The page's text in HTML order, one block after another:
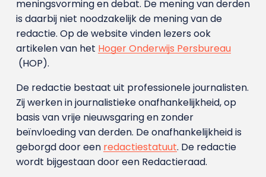
meningsvorming en debat. De mening van derden
is daarbij niet noodzakelijk de mening van de
redactie. Op de website vinden lezers ook
artikelen van het Hoger Onderwijs Persbureau
(HOP).
De redactie bestaat uit professionele journalisten.
Zij werken in journalistieke onafhankelijkheid, op
basis van vrije nieuwsgaring en zonder
beïnvloeding van derden. De onafhankelijkheid is
geborgd door een redactiestatuut. De redactie
wordt bijgestaan door een Redactieraad.